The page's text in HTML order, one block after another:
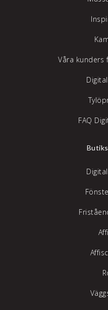
Våra kunders
FAQ